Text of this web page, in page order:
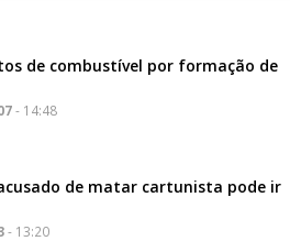
de combustível por formação de
- 14:48
de matar cartunista pode ir
- 13:20